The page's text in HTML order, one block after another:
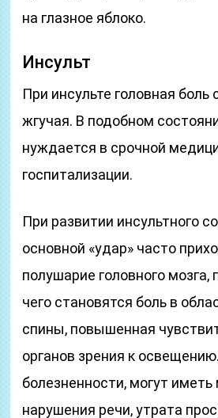
на глазное яблоко.
Инсульт
При инсульте головная боль
жгучая. В подобном
нуждается в срочной
госпитализации.
При развитии инсультного
основной «удар» часто
полушарие головного
чего становятся боль в
спины, повышенная
органов зрения к
болезненности, могут
нарушения речи, утрата